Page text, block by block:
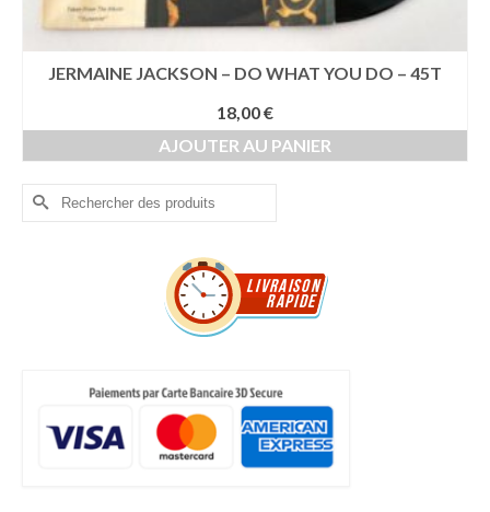
JERMAINE JACKSON – DO WHAT YOU DO – 45T
18,00€
AJOUTER AU PANIER
Rechercher :